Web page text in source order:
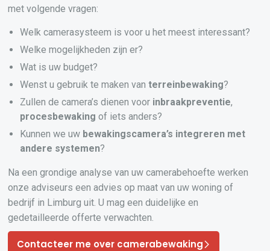
met volgende vragen:
Welk camerasysteem is voor u het meest interessant?
Welke mogelijkheden zijn er?
Wat is uw budget?
Wenst u gebruik te maken vanterreinbewaking?
Zullen de camera’s dienen voor inbraakpreventie,
procesbewaking of iets anders?
Kunnen we uw bewakingscamera’s integreren met
andere systemen?
Na een grondige analyse van uw camerabehoefte werken
onze adviseurs een advies op maat van uw woning of
bedrijf in Limburg uit. U mag een duidelijke en
gedetailleerde offerte verwachten.
Contacteer me over camerabewaking